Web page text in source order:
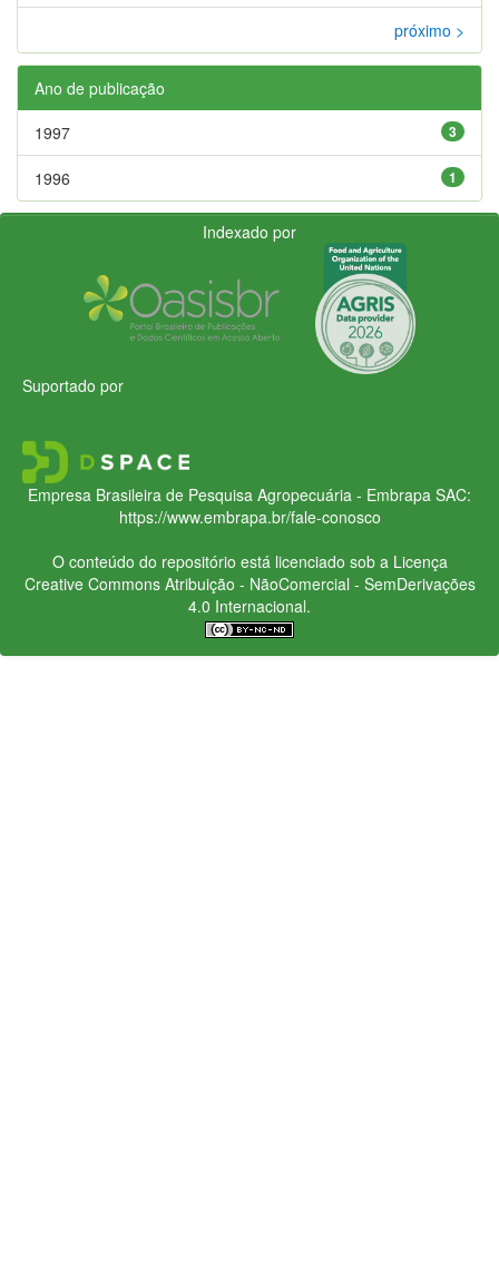
próximo >
Ano de publicação
3
1997
1
1996
Indexado por
Suportado por
Empresa Brasileira de Pesquisa Agropecuária - Embrapa SAC:
https://www.embrapa.br/fale-conosco
O conteúdo do repositório está licenciado sob a Licença
Creative CommonsAtribuição - NãoComercial - SemDerivações
4.0 Internacional.